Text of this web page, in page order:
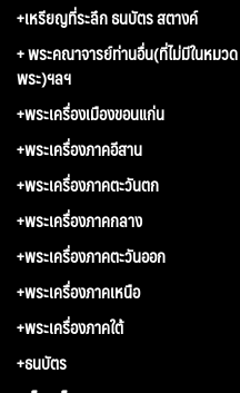
+เหรียญที่ระลึก ธนบัตร สตางค์
+ พระคณาจารย์ท่านอื่น(ที่ไม่มีในหมวด
พระ)ฯลฯ
+พระเครื่องเมืองขอนแก่น
+พระเครื่องภาคอีสาน
+พระเครื่องภาคตะวันตก
+พระเครื่องภาคกลาง
+พระเครื่องภาคตะวันออก
+พระเครื่องภาคเหนือ
+พระเครื่องภาคใต้
+ธนบัตร